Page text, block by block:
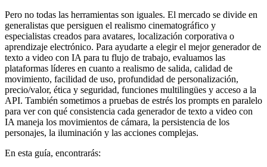
Pero no todas las herramientas son iguales. El mercado se divide en
generalistas que persiguen el realismo cinematográfico y
especialistas creados para avatares, localización corporativa o
aprendizaje electrónico. Para ayudarte a elegir el mejor generador de
texto a video con IA para tu flujo de trabajo, evaluamos las
plataformas líderes en cuanto a realismo de salida, calidad de
movimiento, facilidad de uso, profundidad de personalización,
precio/valor, ética y seguridad, funciones multilingües y acceso a la
API. También sometimos a pruebas de estrés los prompts en paralelo
para ver con qué consistencia cada generador de texto a video con
IA maneja los movimientos de cámara, la persistencia de los
personajes, la iluminación y las acciones complejas.
En esta guía, encontrarás: